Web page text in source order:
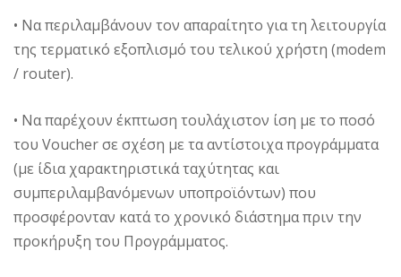
• Να περιλαμβάνουν τον απαραίτητο για τη λειτουργία
της τερματικό εξοπλισμό του τελικού χρήστη (modem
/ router).
• Να παρέχουν έκπτωση τουλάχιστον ίση με το ποσό
του Voucher σε σχέση με τα αντίστοιχα προγράμματα
(με ίδια χαρακτηριστικά ταχύτητας και
συμπεριλαμβανόμενων υποπροϊόντων) που
προσφέρονταν κατά το χρονικό διάστημα πριν την
προκήρυξη του Προγράμματος.